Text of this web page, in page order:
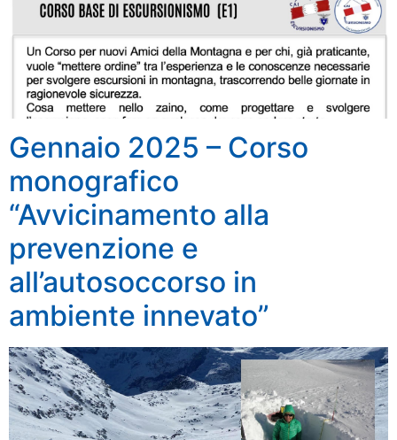
Gennaio 2025 – Corso
monografico
“Avvicinamento alla
prevenzione e
all’autosoccorso in
ambiente innevato”